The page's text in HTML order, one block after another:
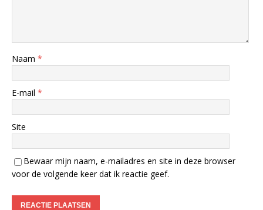
Naam *
E-mail *
Site
Bewaar mijn naam, e-mailadres en site in deze browser
voor de volgende keer dat ik reactie geef.